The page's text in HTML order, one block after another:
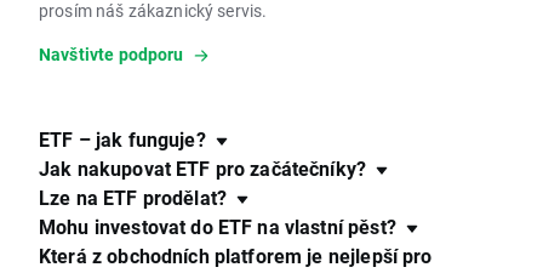
prosím náš zákaznický servis.
Navštivte podporu
ETF – jak funguje?
Jak nakupovat ETF pro začátečníky?
Lze na ETF prodělat?
Mohu investovat do ETF na vlastní pěst?
Která z obchodních platforem je nejlepší pro